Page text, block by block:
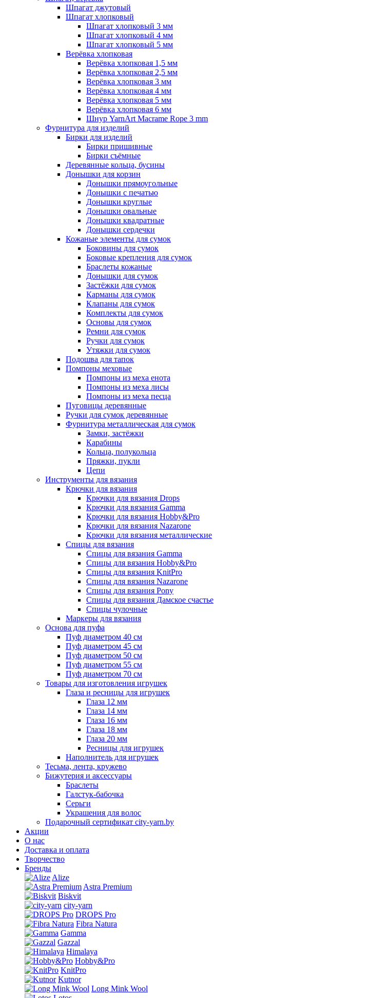
Шпагат джутовый
Шпагат хлопковый
Шпагат хлопковый 3 мм
Шпагат хлопковый 4 мм
Шпагат хлопковый 5 мм
Верёвка хлопковая
Верёвка хлопковая 1,5 мм
Верёвка хлопковая 2,5 мм
Верёвка хлопковая 3 мм
Верёвка хлопковая 4 мм
Верёвка хлопковая 5 мм
Верёвка хлопковая 6 мм
Шнур YarnArt Macrame Rope 3 mm
Фурнитура для изделий
Бирки для изделий
Бирки пришивные
Бирки съёмные
Деревянные кольца, бусины
Донышки для корзин
Донышки прямоугольные
Донышки с печатью
Донышки круглые
Донышки овальные
Донышки квадратные
Донышки сердечки
Кожаные элементы для сумок
Боковины для сумок
Боковые крепления для сумок
Браслеты кожаные
Донышки для сумок
Застёжки для сумок
Карманы для сумок
Клапаны для сумок
Комплекты для сумок
Основы для сумок
Ремни для сумок
Ручки для сумок
Утяжки для сумок
Подошва для тапок
Помпоны меховые
Помпоны из меха енота
Помпоны из меха лисы
Помпоны из меха песца
Пуговицы деревянные
Ручки для сумок деревянные
Фурнитура металлическая для сумок
Замки, застёжки
Карабины
Кольца, полукольца
Пряжки, пукли
Цепи
Инструменты для вязания
Крючки для вязания
Крючки для вязания Drops
Крючки для вязания Gamma
Крючки для вязания Hobby&Pro
Крючки для вязания Nazarone
Крючки для вязания металлические
Спицы для вязания
Спицы для вязания Gamma
Спицы для вязания Hobby&Pro
Спицы для вязания KnitPro
Спицы для вязания Nazarone
Спицы для вязания Pony
Спицы для вязания Дамское счастье
Спицы чулочные
Маркеры для вязания
Основа для пуфа
Пуф диаметром 40 см
Пуф диаметром 45 см
Пуф диаметром 50 см
Пуф диаметром 55 см
Пуф диаметром 70 см
Товары для изготовления игрушек
Глаза и ресницы для игрушек
Глаза 12 мм
Глаза 14 мм
Глаза 16 мм
Глаза 18 мм
Глаза 20 мм
Ресницы для игрушек
Наполнитель для игрушек
Тесьма, лента, кружево
Бижутерия и аксессуары
Браслеты
Галстук-бабочка
Серьги
Украшения для волос
Подарочный сертификат city-yarn.by
Акции
О нас
Доставка и оплата
Творчество
Бренды
Alize
Astra Premium
Biskvit
city-yarn
DROPS Pro
Fibra Natura
Gamma
Gazzal
Himalaya
Hobby&Pro
KnitPro
Kutnor
Long Mink Wool